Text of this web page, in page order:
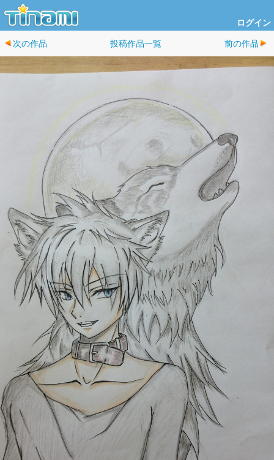
ログイン
次の作品 投稿作品一覧 前の作品